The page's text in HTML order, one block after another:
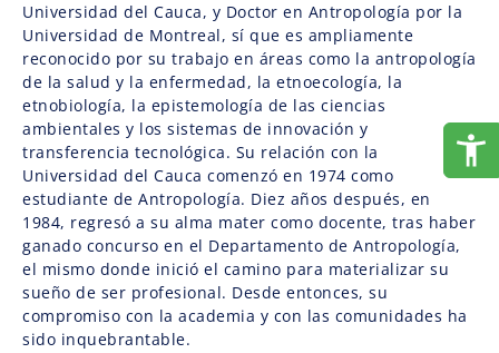
Universidad del Cauca, y Doctor en Antropología por la
Universidad de Montreal, sí que es ampliamente
reconocido por su trabajo en áreas como la antropología
de la salud y la enfermedad, la etnoecología, la
etnobiología, la epistemología de las ciencias
ambientales y los sistemas de innovación y
transferencia tecnológica. Su relación con la
Universidad del Cauca comenzó en 1974 como
estudiante de Antropología. Diez años después, en
1984, regresó a su alma mater como docente, tras haber
ganado concurso en el Departamento de Antropología,
el mismo donde inició el camino para materializar su
sueño de ser profesional. Desde entonces, su
compromiso con la academia y con las comunidades ha
sido inquebrantable.